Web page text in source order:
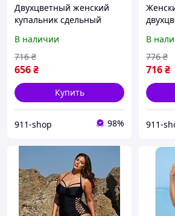
Двухцветный женский
купальник сдельный
В наличии
656₴
716 ₴
Купить
911-shop 98%
В
716₴
776 ₴
911-